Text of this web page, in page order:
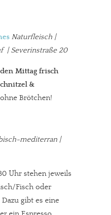
Naturfleisch |
| Severinstraße 20
Mittag frisch
&
Brötchen!
mediterran |
Uhr stehen jeweils
Fisch oder
gibt es eine